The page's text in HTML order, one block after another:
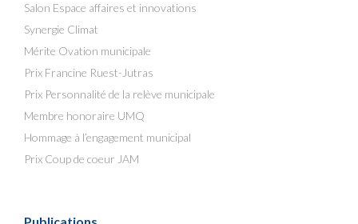
Salon Espace affaires et innovations
Synergie Climat
Mérite Ovation municipale
Prix Francine Ruest-Jutras
Prix Personnalité de la relève municipale
Membre honoraire UMQ
Hommage à l’engagement municipal
Prix Coup de coeur JAM